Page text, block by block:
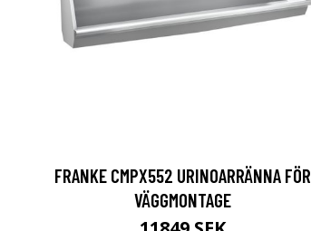
FRANKE CMPX552 URINOARRÄNNA FÖR
VÄGGMONTAGE